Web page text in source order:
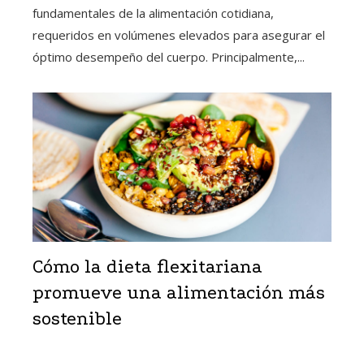
fundamentales de la alimentación cotidiana,
requeridos en volúmenes elevados para asegurar el
óptimo desempeño del cuerpo. Principalmente,...
Cómo la dieta flexitariana
promueve una alimentación más
sostenible